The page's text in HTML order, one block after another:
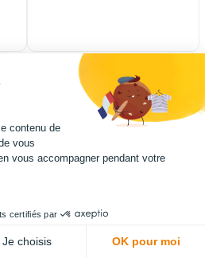
Tête d'impression PRO430 -
contenu de
vous
vous accompagner pendant votre
certifiés par
Je choisis OK pour moi